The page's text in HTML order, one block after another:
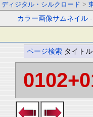
ディジタル・シルクロード >
カラー画像サムネイル -
ページ検索 タイトル